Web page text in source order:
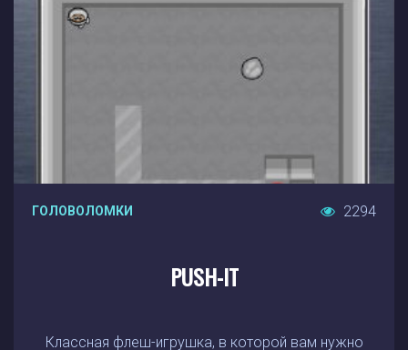
ГОЛОВОЛОМКИ 2294
PUSH-IT
Классная флеш-игрушка, в которой вам нужно